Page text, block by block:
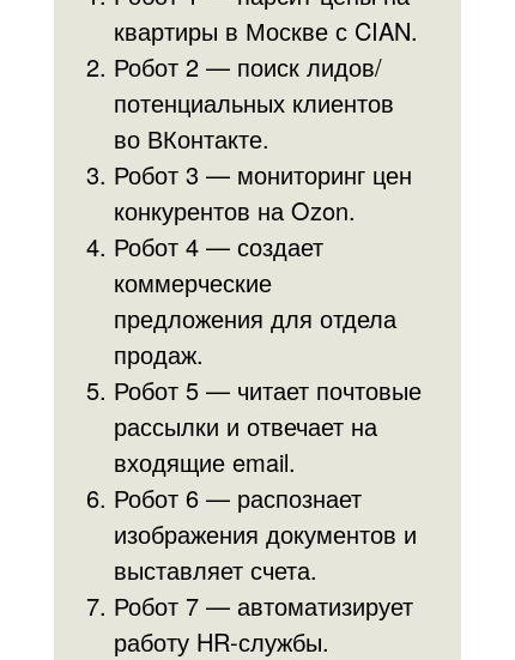
квартиры в Москве с CIAN.
Робот 2 — поиск лидов/
потенциальных клиентов
во ВКонтакте.
Робот 3 — мониторинг цен
конкурентов на Ozon.
Робот 4 — создает
коммерческие
предложения для отдела
продаж.
Робот 5 — читает почтовые
рассылки и отвечает на
входящие email.
Робот 6 — распознает
изображения документов и
выставляет счета.
Робот 7 — автоматизирует
работу HR-службы.